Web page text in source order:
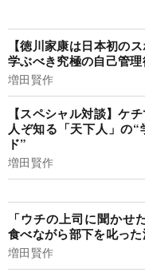
【徳川家康は日本初の
学ぶべき究極の自己管
増田賢作
【スペシャル対談】ケ
人ぞ知る「天下人」の
ド”
増田賢作
「ウチの上司に聞か
食べながら部下を叱っ
増田賢作